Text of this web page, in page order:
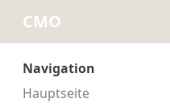
CMO
Navigation
Hauptseite